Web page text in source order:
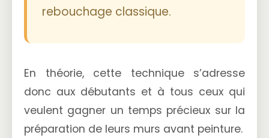
rebouchage classique.
En théorie, cette technique s’adresse
donc aux débutants et à tous ceux qui
veulent gagner un temps précieux sur la
préparation de leurs murs avant peinture.